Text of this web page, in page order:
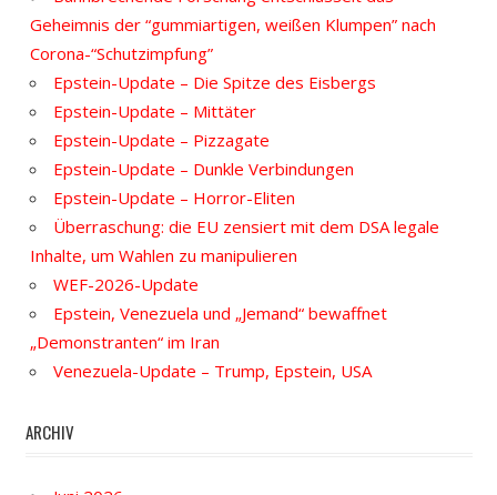
Geheimnis der “gummiartigen, weißen Klumpen” nach
Corona-“Schutzimpfung”
Epstein-Update – Die Spitze des Eisbergs
Epstein-Update – Mittäter
Epstein-Update – Pizzagate
Epstein-Update – Dunkle Verbindungen
Epstein-Update – Horror-Eliten
Überraschung: die EU zensiert mit dem DSA legale
Inhalte, um Wahlen zu manipulieren
WEF-2026-Update
Epstein, Venezuela und „Jemand“ bewaffnet
„Demonstranten“ im Iran
Venezuela-Update – Trump, Epstein, USA
ARCHIV